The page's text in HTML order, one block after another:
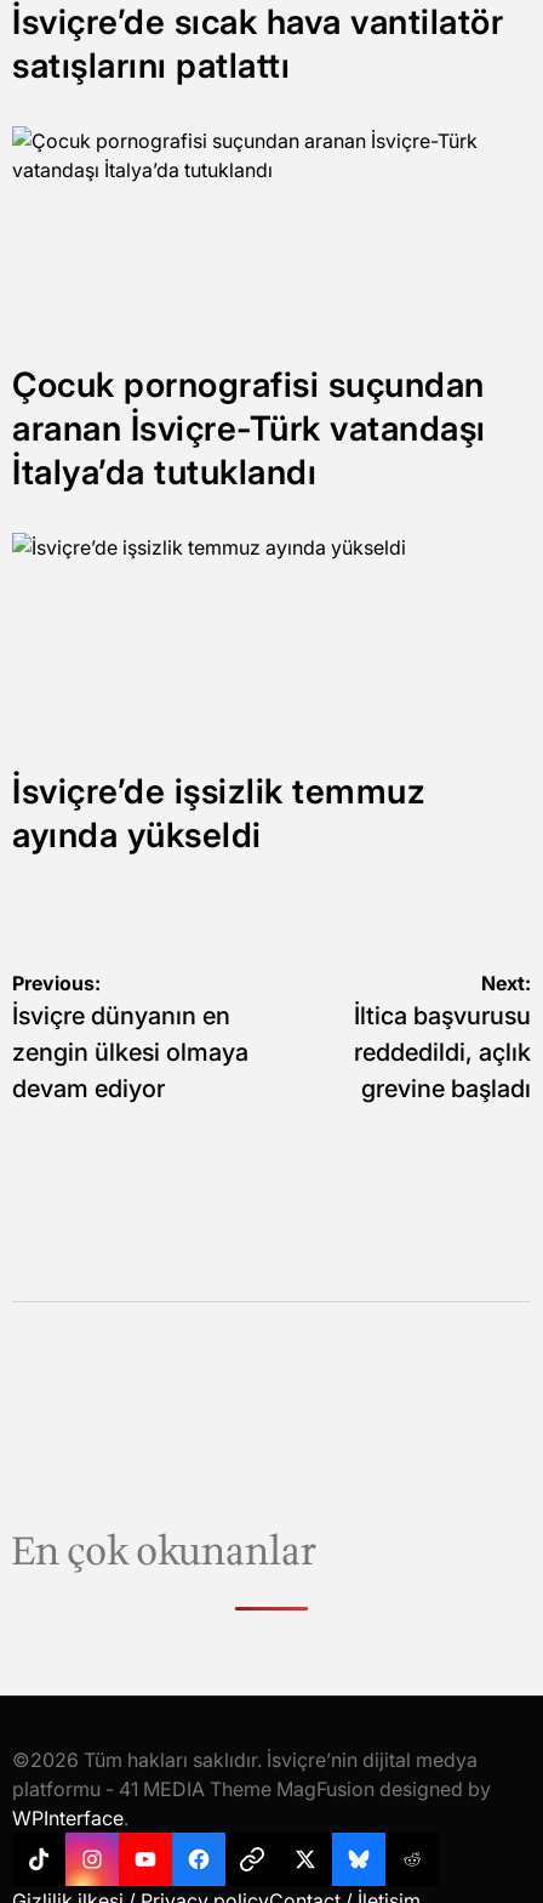
İsviçre’de sıcak hava vantilatör
satışlarını patlattı
Çocuk pornografisi suçundan
aranan İsviçre-Türk vatandaşı
İtalya’da tutuklandı
İsviçre’de işsizlik temmuz
ayında yükseldi
Yazı
gezinmesi
Previous:
İsviçre dünyanın en
zengin ülkesi olmaya
devam ediyor
Next:
İltica başvurusu
reddedildi, açlık
grevine başladı
En çok okunanlar
©2026 Tüm hakları saklıdır. İsviçre’nin dijital medya
platformu - 41 MEDIA Theme MagFusion designed by
WPInterface.
TiktokInstagramYouTubeFacebookThreads
X BlueskyReddit